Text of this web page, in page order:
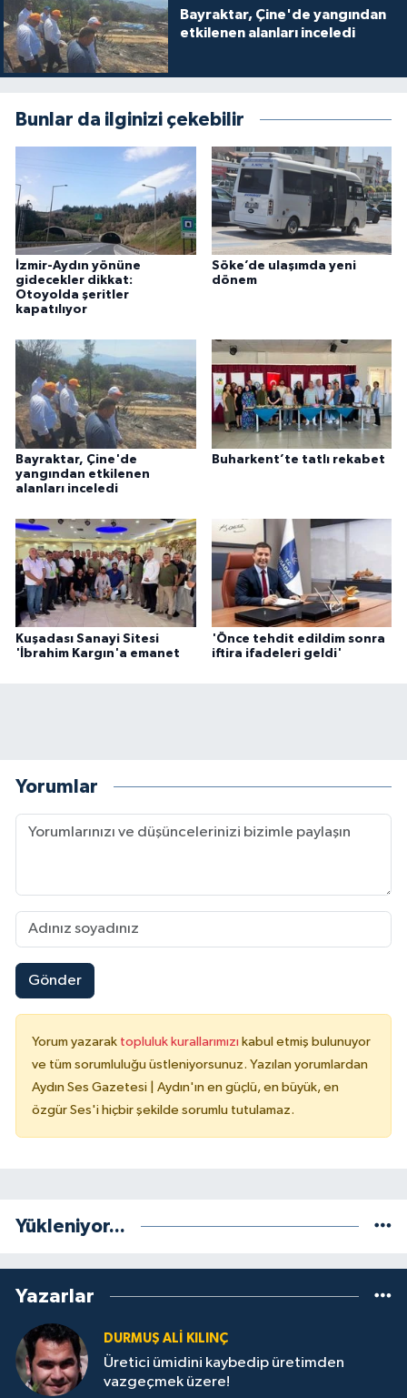
Bayraktar, Çine'de yangından
etkilenen alanları inceledi
Bunlar da ilginizi çekebilir
İzmir-Aydın yönüne
gidecekler dikkat:
Otoyolda şeritler
kapatılıyor
Söke’de ulaşımda yeni
dönem
Bayraktar, Çine'de
yangından etkilenen
alanları inceledi
Buharkent’te tatlı rekabet
Kuşadası Sanayi Sitesi
'İbrahim Kargın'a emanet
'Önce tehdit edildim sonra
iftira ifadeleri geldi'
Yorumlar
Gönder
Yorum yazarak topluluk kurallarımızı kabul etmiş bulunuyor
ve tüm sorumluluğu üstleniyorsunuz. Yazılan yorumlardan
Aydın Ses Gazetesi | Aydın'ın en güçlü, en büyük, en
özgür Ses'i hiçbir şekilde sorumlu tutulamaz.
Yükleniyor...
Yazarlar
DURMUŞ ALI KILINÇ
Üretici ümidini kaybedip üretimden
vazgeçmek üzere!